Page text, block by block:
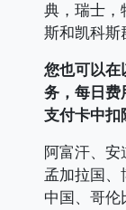
典，瑞士，
斯和凯科斯
您也可以在
务，每日费
支付卡中扣
阿富汗、安
孟加拉国、
中国、哥伦